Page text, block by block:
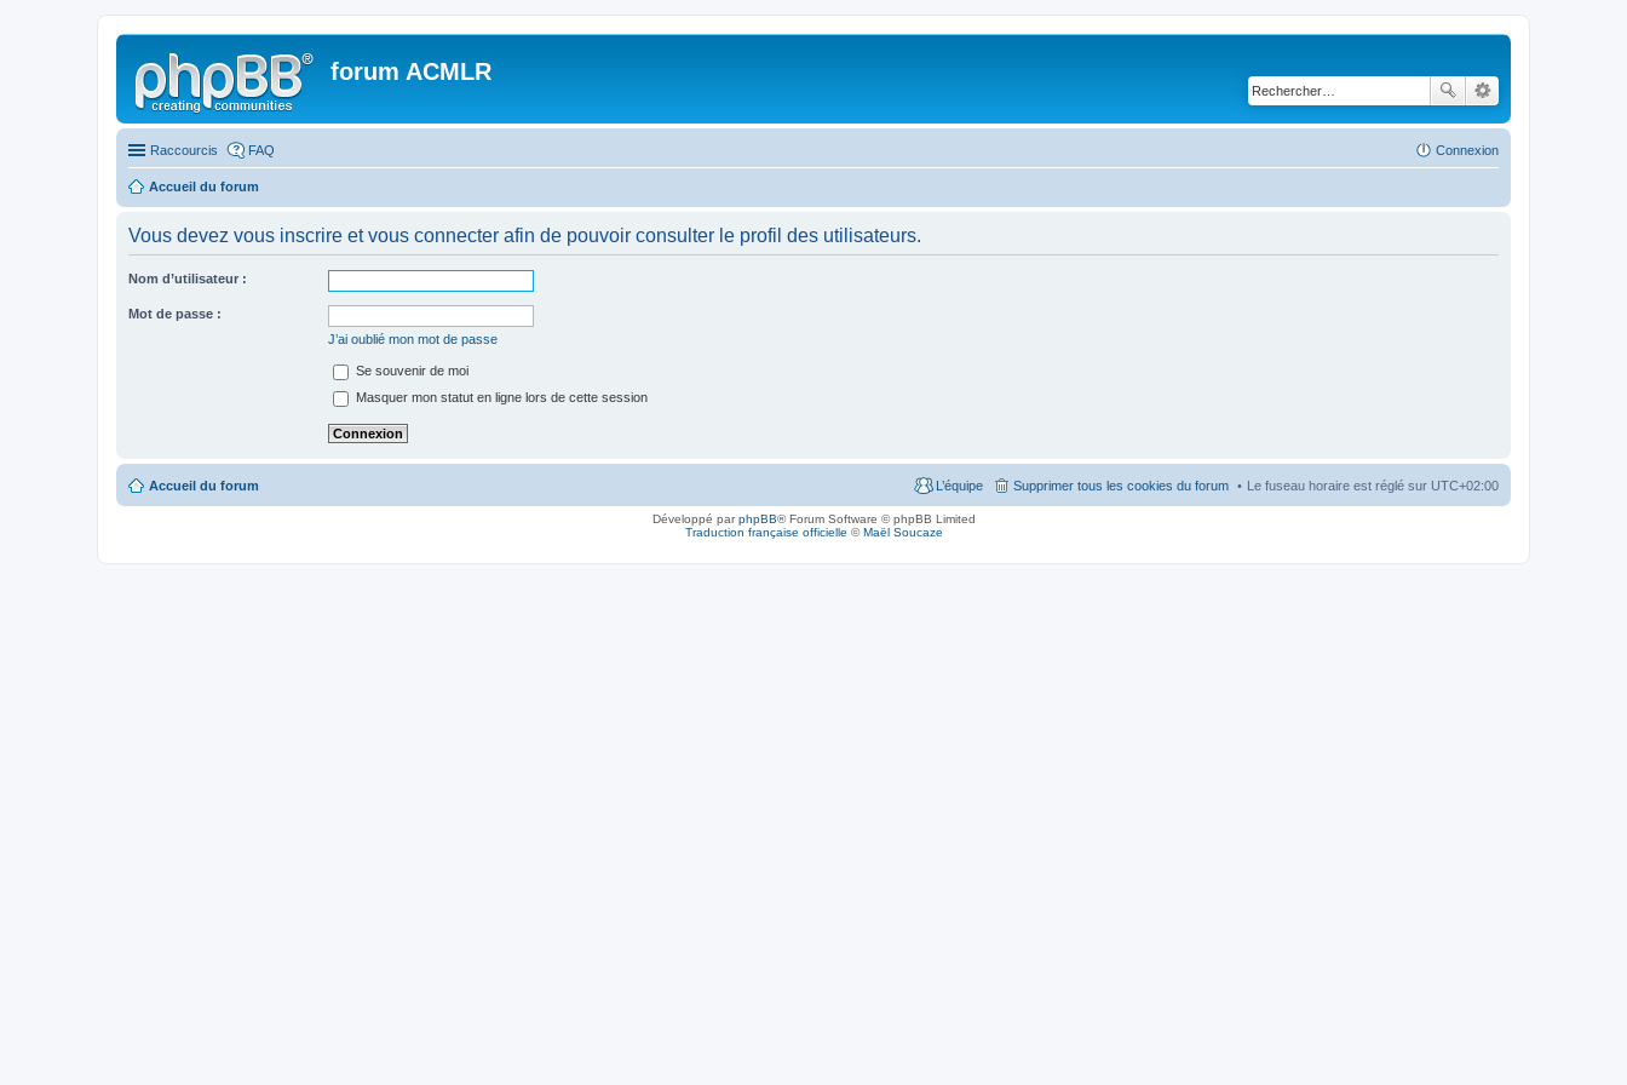
forum ACMLR
Raccourcis FAQ Connexion
Accueil du forum
Vous devez vous inscrire et vous connecter afin de pouvoir consulter le profil des utilisateurs.
Nom d’utilisateur :
Mot de passe :
J’ai oublié mon mot de passe
Se souvenir de moi
Masquer mon statut en ligne lors de cette session
Accueil du forum Le fuseau horaire est réglé sur UTC+02:00
Supprimer tous les cookies du forum
L’équipe
Développé parphpBB® Forum Software © phpBB Limited
Traduction française officielle ©Maël Soucaze